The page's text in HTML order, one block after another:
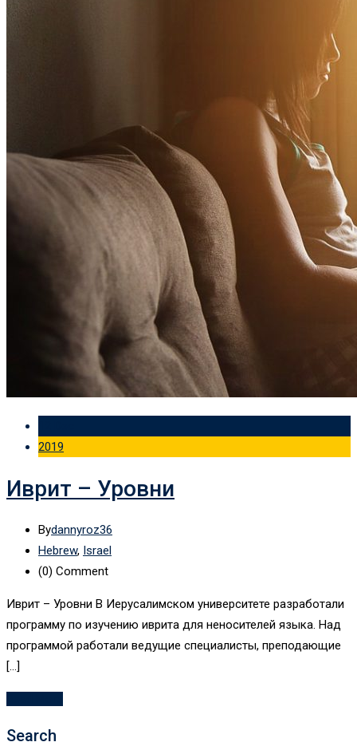
2019
Иврит – Уровни
Bydannyroz36
Hebrew, Israel
(0) Comment
Иврит – Уровни В Иерусалимском университете разработали
программу по изучению иврита для неносителей языка. Над
программой работали ведущие специалисты, преподающие
[…]
Search